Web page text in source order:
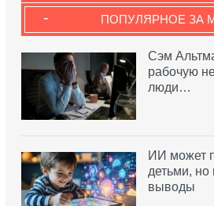
ПОПУЛЯРНОЕ ЗА
-
Сэм
рабочую
люди…
ИИ может
детьми, но
выводы